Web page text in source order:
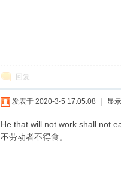
回复
发表于 2020-3-5 17:05:08 显
He that will not work shall not
不劳动者不得食。